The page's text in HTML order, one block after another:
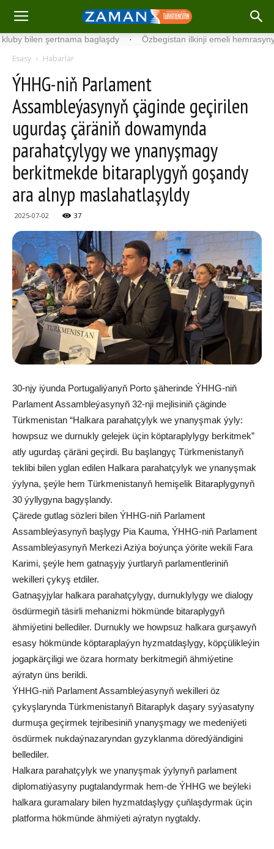
şertnama baglaşdy · Özbegistan ilkinji emeli hemrasyny
Esasy Habarlar
ÝHHG-niň Parlament
Assambleýasynyň çäginde geçirilen
ugurdaş çäräniň dowamynda
parahatçylygy we ynanyşmagy
berkitmekde bitaraplygyň goşandy
ara alnyp maslahatlaşyldy
2025-07-02 37
30-njy iýunda Portugaliýanyň Porto şäherinde ÝHHG-niň
Parlament Assambleýasynyň 32-nji mejlisiniň çäginde
Türkmenistan “Halkara parahatçylyk we ynanyşmak ýyly:
howpsuz we durnukly gelejek üçin köptaraplylygy berkitmek”
atly ugurdaş çäräni geçirdi. Bu başlangyç Türkmenistanyň
teklibi bilen yglan edilen Halkara parahatçylyk we ynanyşmak
ýylyna, şeýle hem Türkmenistanyň hemişelik Bitaraplygynyň
30 ýyllygyna bagyşlandy.
Çärede gutlag sözleri bilen ÝHHG-niň Parlament
Assambleýasynyň başlygy Pia Kauma, ÝHHG-niň Parlament
Assambleýasynyň Merkezi Aziýa boýunça ýörite wekili Fara
Karimi, şeýle hem gatnaşyjy ýurtlaryň parlamentleriniň
wekilleri çykyş etdiler.
Gatnaşyjylar halkara parahatçylygy, durnuklylygy we dialogy
ösdürmegiň täsirli mehanizmi hökmünde bitaraplygyň
ähmiýetini bellediler. Durnukly we howpsuz halkara gurşawyň
esasy hökmünde köptaraplaýyn hyzmatdaşlygy, köpçülikleýin
jogapkärçiligi we özara hormaty berkitmegiň ähmiýetine
aýratyn üns berildi.
ÝHHG-niň Parlament Assambleýasynyň wekilleri öz
çykyşlarynda Türkmenistanyň Bitaraplyk daşary syýasatyny
durmuşa geçirmek tejribesiniň ynanyşmagy we medeniýeti
ösdürmek nukdaýnazaryndan gyzyklanma döredýändigini
bellediler.
Halkara parahatçylyk we ynanyşmak ýylynyň parlament
diplomatiýasyny pugtalandyrmak hem-de ÝHHG we beýleki
halkara guramalary bilen hyzmatdaşlygy çuňlaşdyrmak üçin
platforma hökmünde ähmiýeti aýratyn nygtaldy.